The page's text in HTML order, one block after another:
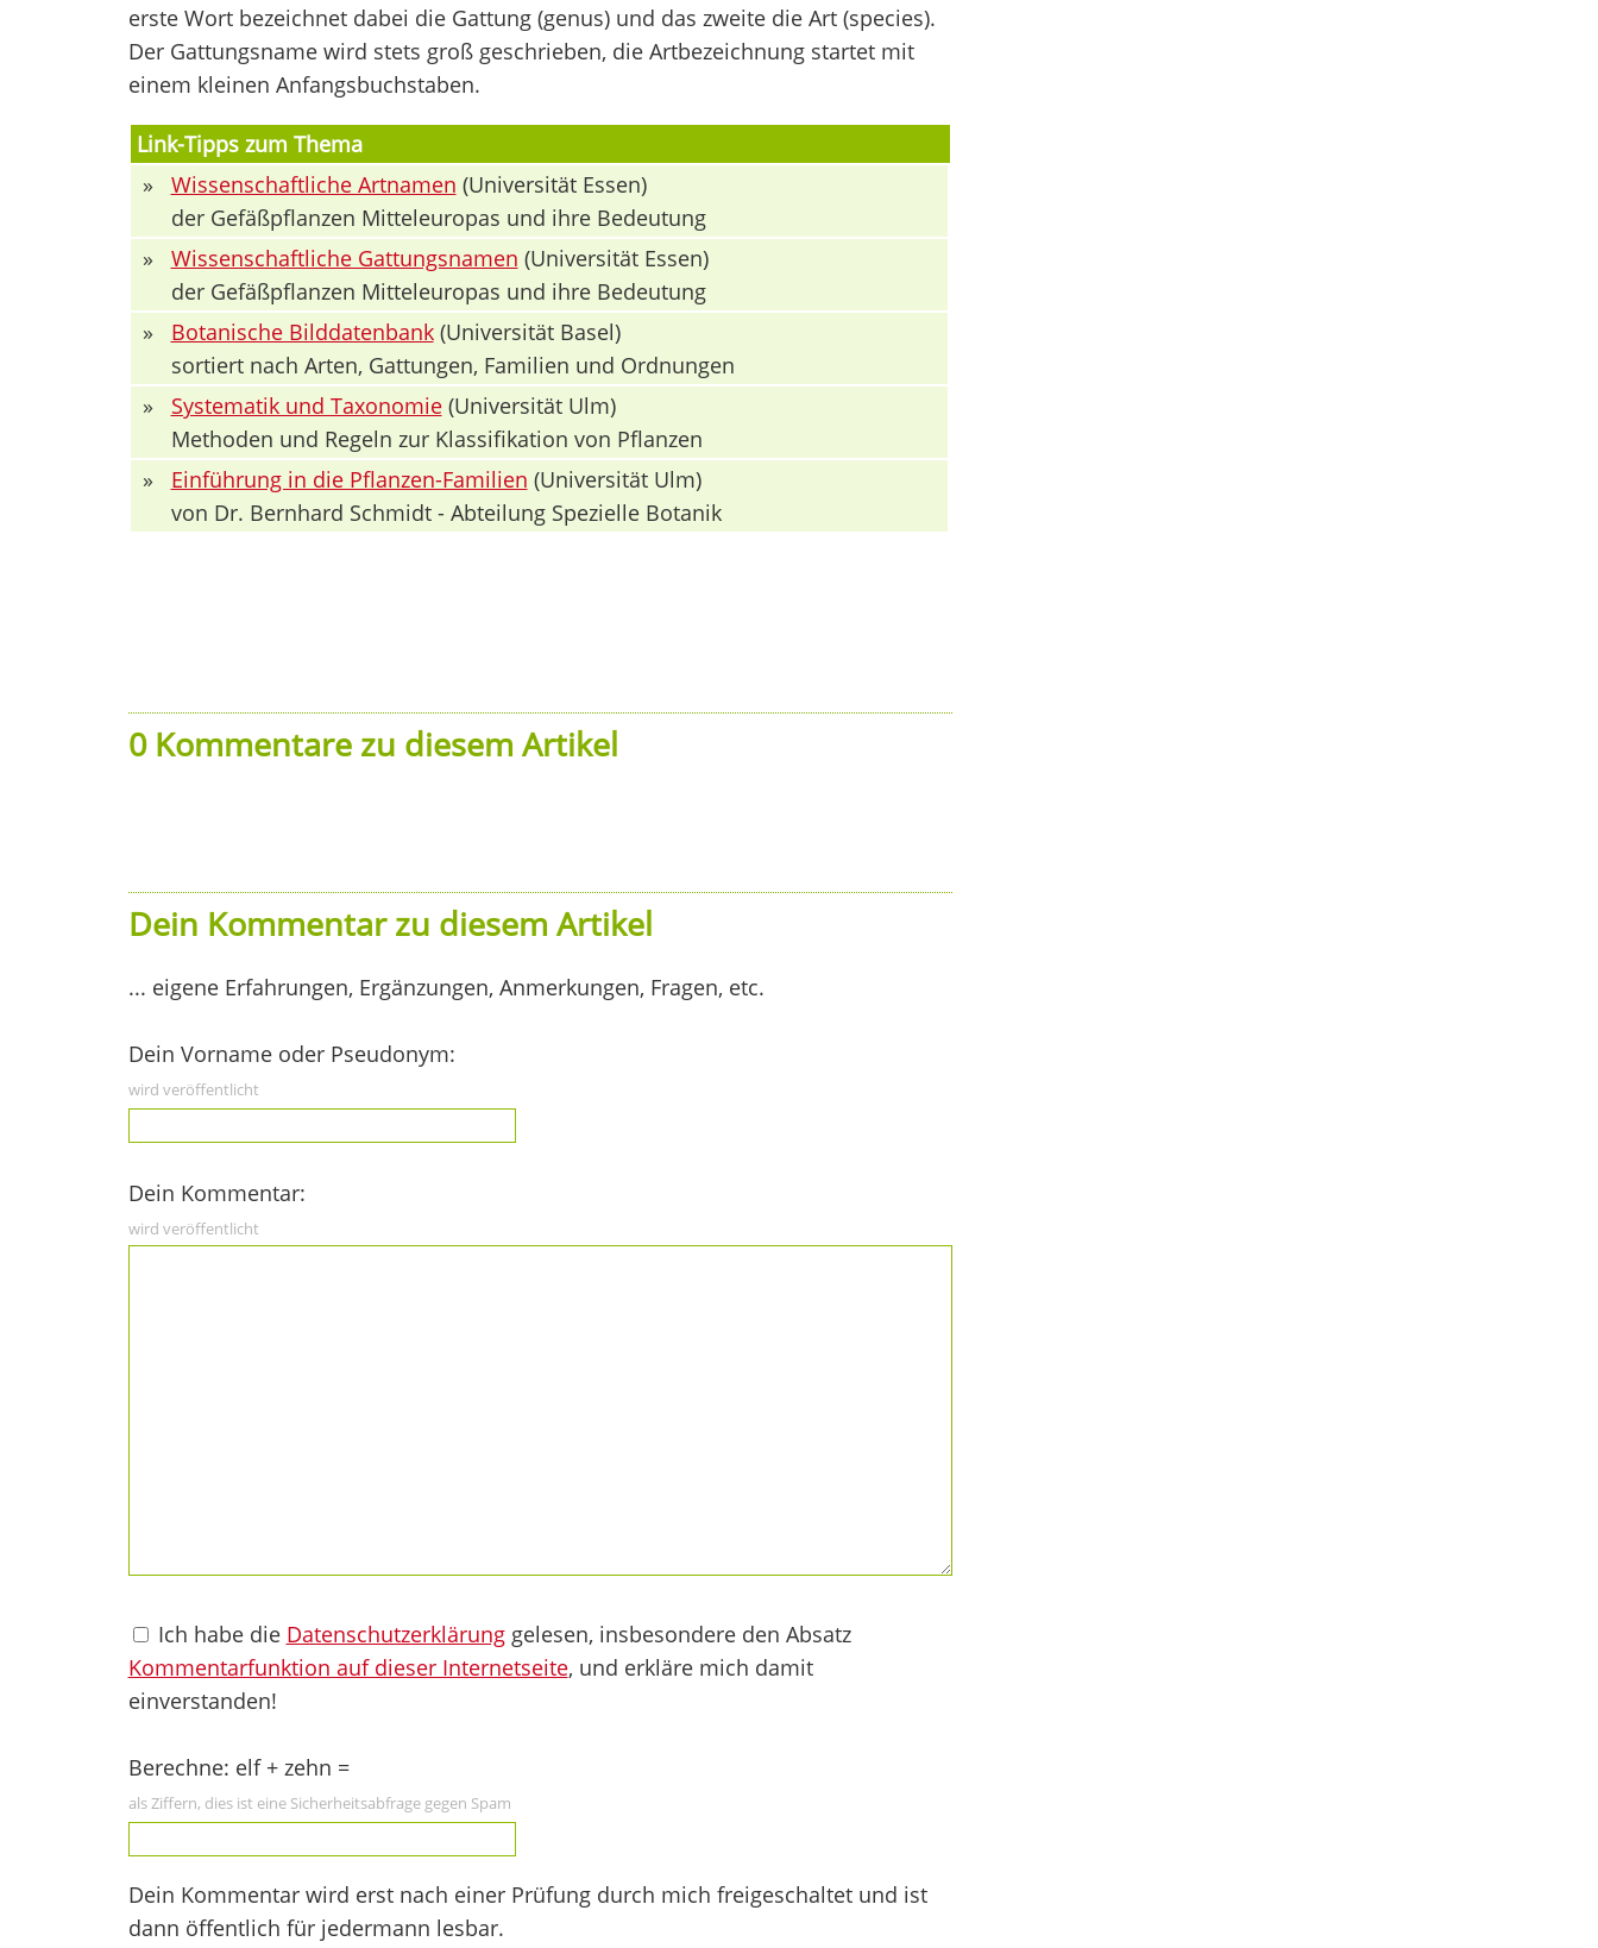
erste Wort bezeichnet dabei die Gattung (genus) und das zweite die Art (species).
Der Gattungsname wird stets groß geschrieben, die Artbezeichnung startet mit
einem kleinen Anfangsbuchstaben.
Link-Tipps zum Thema
»
Wissenschaftliche Artnamen (Universität Essen)
der Gefäßpflanzen Mitteleuropas und ihre Bedeutung
»
Wissenschaftliche Gattungsnamen (Universität Essen)
der Gefäßpflanzen Mitteleuropas und ihre Bedeutung
»
Botanische Bilddatenbank(Universität Basel)
sortiert nach Arten, Gattungen, Familien und Ordnungen
»
Systematik und Taxonomie(Universität Ulm)
Methoden und Regeln zur Klassifikation von Pflanzen
»
Einführung in die Pflanzen-Familien (Universität Ulm)
von Dr. Bernhard Schmidt - Abteilung Spezielle Botanik
0 Kommentare zu diesem Artikel
Dein Kommentar zu diesem Artikel
... eigene Erfahrungen, Ergänzungen, Anmerkungen, Fragen, etc.
Dein Vorname oder Pseudonym:
wird veröffentlicht
Dein Kommentar:
wird veröffentlicht
Ich habe die Datenschutzerklärunggelesen, insbesondere den Absatz
Kommentarfunktion auf dieser Internetseite, und erkläre mich damit
einverstanden!
Berechne: elf + zehn =
als Ziffern, dies ist eine Sicherheitsabfrage gegen Spam
Dein Kommentar wird erst nach einer Prüfung durch mich freigeschaltet und ist
dann öffentlich für jedermann lesbar.